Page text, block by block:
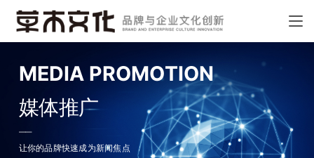
PROMOTION
推广
牌快速成为新闻焦点